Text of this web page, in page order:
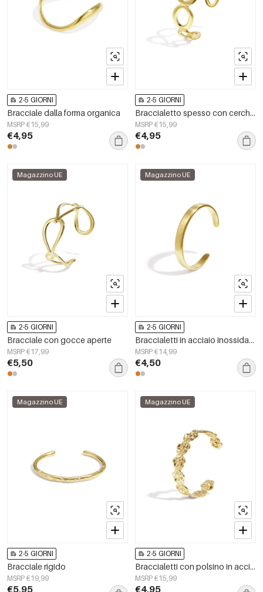
2-5 GIORNI
Bracciale dalla forma organica
MSRP €15,99
€4,95
2-5 GIORNI
Braccialetto spesso con cerchi organici
MSRP €15,99
€4,95
Magazzino UE
2-5 GIORNI
Bracciale con gocce aperte
MSRP €17,99
€5,50
Magazzino UE
2-5 GIORNI
Braccialetti in acciaio inossidabile, serie casual e semplice, gioielli da donna
MSRP €14,99
€4,50
Magazzino UE
2-5 GIORNI
Bracciale rigido
MSRP €19,99
€5,95
Magazzino UE
2-5 GIORNI
Braccialetti con polsino in acciaio inossidabile, serie semplice casual quotidiana, gioielli da donna
MSRP €15,99
€4,95